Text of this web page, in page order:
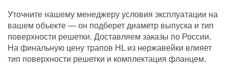
Уточните нашему менеджеру условия эксплуатации на
вашем объекте — он подберет диаметр выпуска и тип
поверхности решетки. Доставляем заказы по России.
На финальную цену трапов HL из нержавейки влияет
тип поверхности решетки и комплектация фланцем.